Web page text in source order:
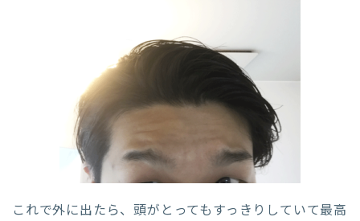
これで外に出たら、頭がとってもすっきりしていて最高